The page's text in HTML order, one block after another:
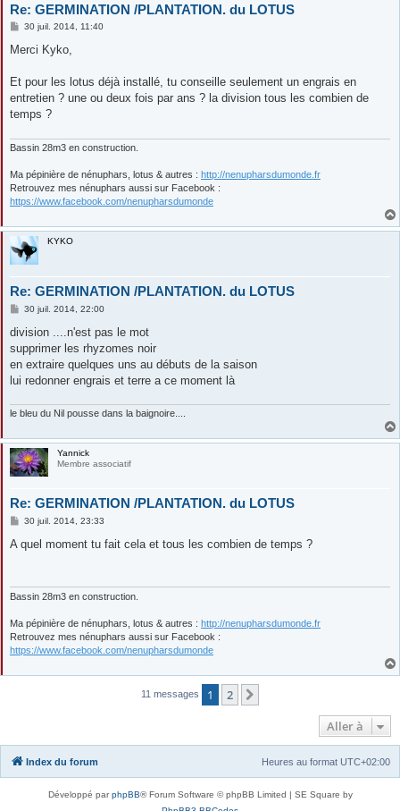
Re: GERMINATION /PLANTATION. du LOTUS
M
s
g
e
30 juil. 2014, 11:40
Merci Kyko,
Et pour les lotus déjà installé, tu conseille seulement un engrais en
entretien ? une ou deux fois par ans ? la division tous les combien de
temps ?
Bassin 28m3 en construction.
Ma pépinière de nénuphars, lotus & autres : http://nenupharsdumonde.fr
Retrouvez mes nénuphars aussi sur Facebook :
https://www.facebook.com/nenupharsdumonde
KYKO
Re: GERMINATION /PLANTATION. du LOTUS
M
s
a
g
30 juil. 2014, 22:00
division ....n'est pas le mot
supprimer les rhyzomes noir
en extraire quelques uns au débuts de la saison
lui redonner engrais et terre a ce moment là
le bleu du Nil pousse dans la baignoire....
Yannick
Membre associatif
Re: GERMINATION /PLANTATION. du LOTUS
M
s
30 juil. 2014, 23:33
A quel moment tu fait cela et tous les combien de temps ?
Bassin 28m3 en construction.
Ma pépinière de nénuphars, lotus & autres : http://nenupharsdumonde.fr
Retrouvez mes nénuphars aussi sur Facebook :
https://www.facebook.com/nenupharsdumonde
11 messages 1 2
Aller à
Index du forum Heures au format UTC+02:00
Développé parphpBB® Forum Software © phpBB Limited | SE Square by